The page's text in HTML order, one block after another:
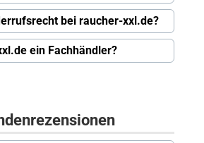
bei raucher-xxl.de?
ein Fachhändler?